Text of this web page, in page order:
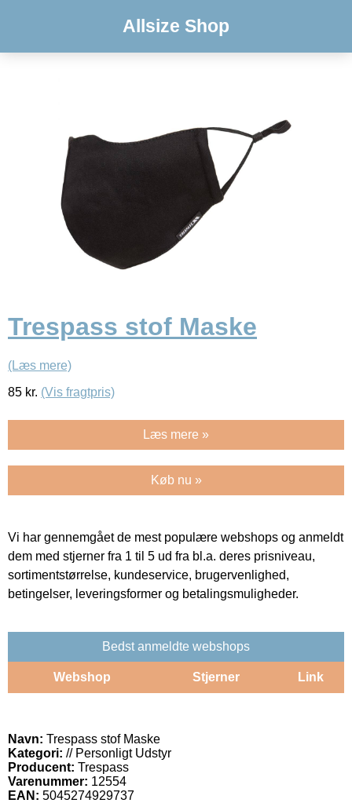
Allsize Shop
Trespass stof Maske
(Læs mere)
85 kr. (Vis fragtpris)
Læs mere »
Køb nu »
Vi har gennemgået de mest populære webshops og anmeldt
dem med stjerner fra 1 til 5 ud fra bl.a. deres prisniveau,
sortimentstørrelse, kundeservice, brugervenlighed,
betingelser, leveringsformer og betalingsmuligheder.
Bedst anmeldte webshops
Webshop Stjerner Link
Navn: Trespass stof Maske
Kategori: // Personligt Udstyr
Producent: Trespass
Varenummer: 12554
EAN: 5045274929737